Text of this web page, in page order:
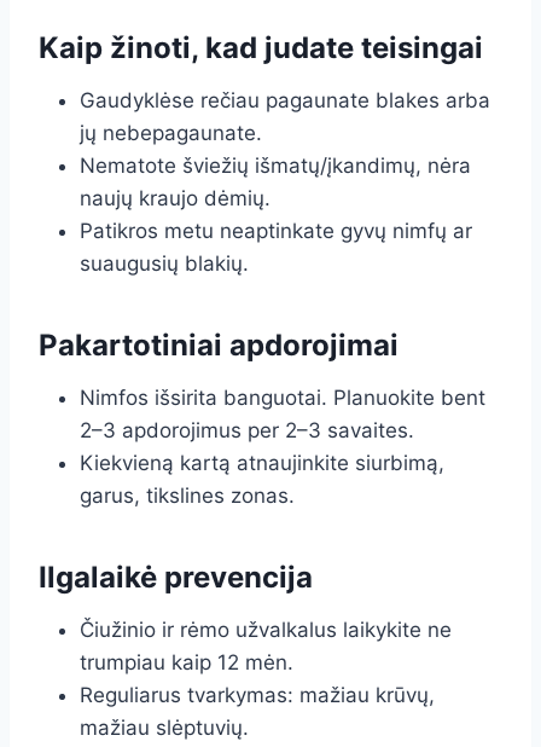
Kaip žinoti, kad judate teisingai
Gaudyklėse rečiau pagaunate blakes arba
jų nebepagaunate.
Nematote šviežių išmatų/įkandimų, nėra
naujų kraujo dėmių.
Patikros metu neaptinkate gyvų nimfų ar
suaugusių blakių.
Pakartotiniai apdorojimai
Nimfos išsirita banguotai. Planuokite bent
2–3 apdorojimus per 2–3 savaites.
Kiekvieną kartą atnaujinkite siurbimą,
garus, tikslines zonas.
Ilgalaikė prevencija
Čiužinio ir rėmo užvalkalus laikykite ne
trumpiau kaip 12 mėn.
Reguliarus tvarkymas: mažiau krūvų,
mažiau slėptuvių.